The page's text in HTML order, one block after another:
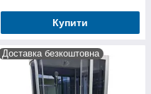
Купити
Доставка безкоштовна